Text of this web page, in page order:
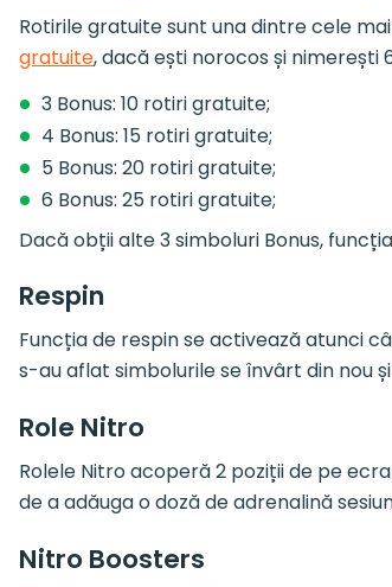
Rotirile gratuite sunt una dintre cele
gratuite, dacă ești norocos și nimerești
3 Bonus: 10 rotiri gratuite;
4 Bonus: 15 rotiri gratuite;
5 Bonus: 20 rotiri gratuite;
6 Bonus: 25 rotiri gratuite;
Dacă obții alte 3 simboluri Bonus,
Respin
Funcția de respin se activează atunci
s-au aflat simbolurile se învârt din nou
Role Nitro
Rolele Nitro acoperă 2 poziții de pe
de a adăuga o doză de adrenalină
Nitro Boosters